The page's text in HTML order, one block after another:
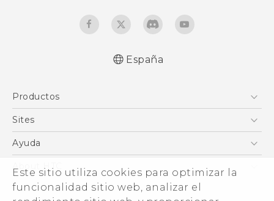
Este sitio utiliza cookies para optimizar la
funcionalidad sitio web, analizar el
seguridad
English - Safety and regulatory guide
España
Productos
Smartphones
VIVE
Accesorios
Sites
HTC Vive
Inicio
Ayuda
eCommerce Support
About HTC
ESG